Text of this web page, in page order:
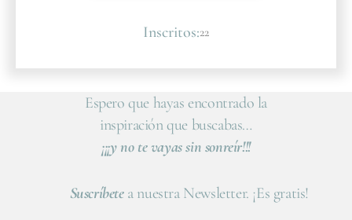
Inscritos:22
Espero que hayas encontrado la
inspiración que buscabas…
¡¡¡y no te vayas sin sonreír!!!
Suscríbetea nuestra Newsletter. ¡Es gratis!